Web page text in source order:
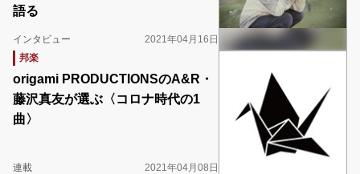
語る
インタビュー
2021年04月16日
邦楽
origami PRODUCTIONSのA&R・
藤沢真友が選ぶ〈コロナ時代の1
曲〉
連載 2021年04月08日